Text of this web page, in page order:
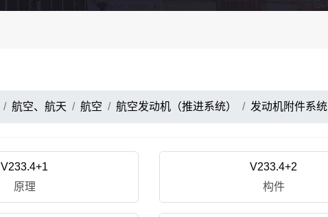
航空、航天 航空 航空发动机（推进系统） 发动机附件系统
V233.4+1
原理
V233.4+2
构件